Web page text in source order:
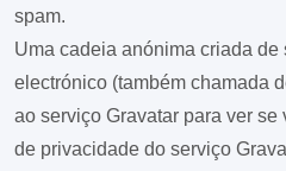
spam.
Uma cadeia anónima criada
electrónico (também chamada
ao serviço Gravatar para ver se
de privacidade do serviço